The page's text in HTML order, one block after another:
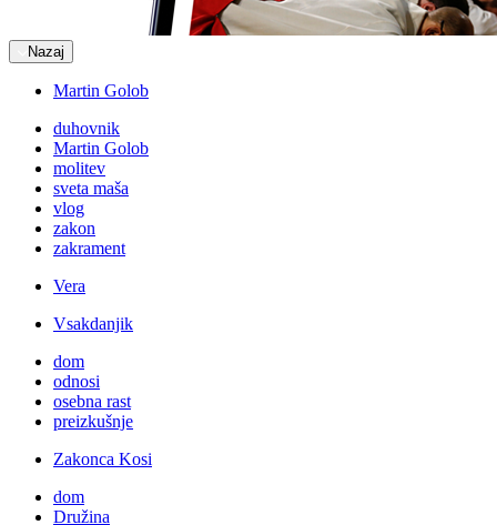
Nazaj
Martin Golob
duhovnik
Martin Golob
molitev
sveta maša
vlog
zakon
zakrament
Vera
Vsakdanjik
dom
odnosi
osebna rast
preizkušnje
Zakonca Kosi
dom
Družina